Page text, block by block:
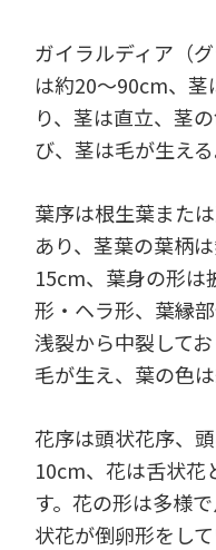
ガイラルディア（
は約20～90cm、茎
り、茎は直立、茎
び、茎は毛が生える
葉序は根生葉また
あり、茎葉の葉柄
15cm、葉身の形は
形・ヘラ形、葉縁
浅裂から中裂して
毛が生え、葉の色は
花序は頭状花序、
10cm、花は舌状花
す。花の形は多様
状花が倒卵形をし